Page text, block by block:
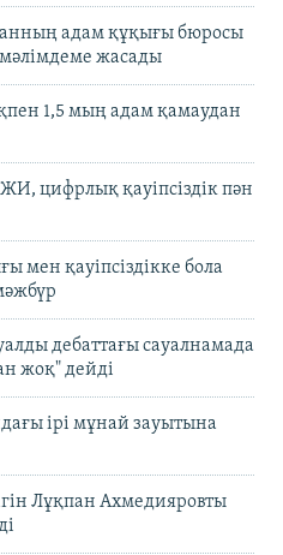
адам құқығы бюросы
жасады
1,5 мың адам қамаудан
цифрлық қауіпсіздік пән
мен қауіпсіздікке бола
дебаттағы сауалнамада
жоқ" дейді
ірі мұнай зауытына
Лұқпан Ахмедияровты